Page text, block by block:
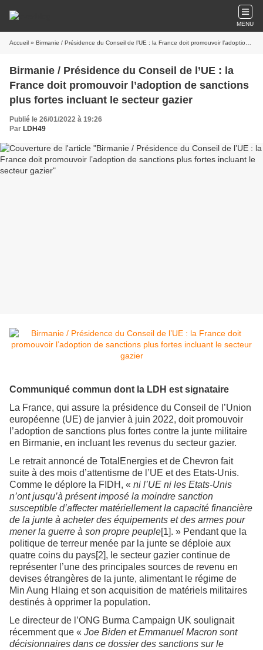
MENU
Accueil » Birmanie / Présidence du Conseil de l’UE : la France doit promouvoir l’adoption de sanctions plus fortes incluant le secteur gazier
Birmanie / Présidence du Conseil de l’UE : la
France doit promouvoir l’adoption de sanctions
plus fortes incluant le secteur gazier
Publié le 26/01/2022 à 19:26
Par LDH49
Communiqué commun dont la LDH est signataire
La France, qui assure la présidence du Conseil de l’Union
européenne (UE) de janvier à juin 2022, doit promouvoir
l’adoption de sanctions plus fortes contre la junte militaire
en Birmanie, en incluant les revenus du secteur gazier.
Le retrait annoncé de TotalEnergies et de Chevron fait
suite à des mois d’attentisme de l’UE et des Etats-Unis.
Comme le déplore la FIDH, « ni l’UE ni les Etats-Unis
n’ont jusqu’à présent imposé la moindre sanction
susceptible d’affecter matériellement la capacité financière
de la junte à acheter des équipements et des armes pour
mener la guerre à son propre peuple[1]. » Pendant que la
politique de terreur menée par la junte se déploie aux
quatre coins du pays[2], le secteur gazier continue de
représenter l’une des principales sources de revenu en
devises étrangères de la junte, alimentant le régime de
Min Aung Hlaing et son acquisition de matériels militaires
destinés à opprimer la population.
Le directeur de l’ONG Burma Campaign UK soulignait
récemment que « Joe Biden et Emmanuel Macron sont
décisionnaires dans ce dossier des sanctions sur le